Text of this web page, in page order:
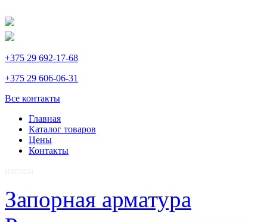
+375 29 692-17-68
+375 29 606-06-31
Все контакты
Главная
Каталог товаров
Цены
Контакты
Запорная арматура